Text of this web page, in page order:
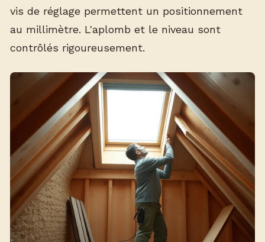
vis de réglage permettent un positionnement
au millimètre. L'aplomb et le niveau sont
contrôlés rigoureusement.